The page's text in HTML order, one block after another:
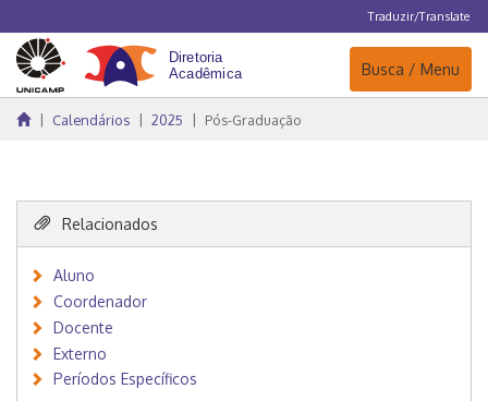
Traduzir/Translate
Navegação
Busca / Menu
Calendários 2025 Pós-Graduação
Relacionados
Aluno
Coordenador
Docente
Externo
Períodos Específicos